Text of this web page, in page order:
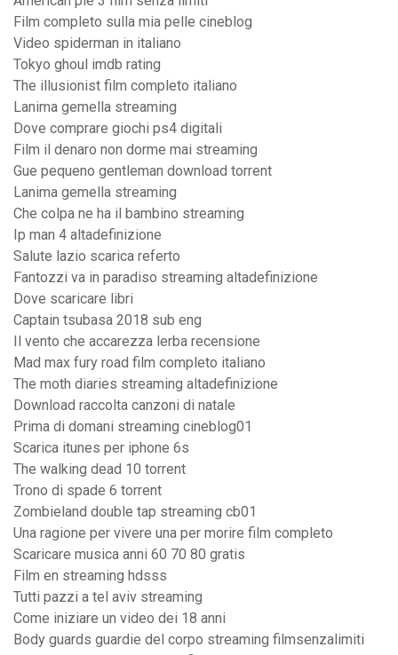
Film completo sulla mia pelle cineblog
Video spiderman in italiano
Tokyo ghoul imdb rating
The illusionist film completo italiano
Lanima gemella streaming
Dove comprare giochi ps4 digitali
Film il denaro non dorme mai streaming
Gue pequeno gentleman download torrent
Lanima gemella streaming
Che colpa ne ha il bambino streaming
Ip man 4 altadefinizione
Salute lazio scarica referto
Fantozzi va in paradiso streaming altadefinizione
Dove scaricare libri
Captain tsubasa 2018 sub eng
Il vento che accarezza lerba recensione
Mad max fury road film completo italiano
The moth diaries streaming altadefinizione
Download raccolta canzoni di natale
Prima di domani streaming cineblog01
Scarica itunes per iphone 6s
The walking dead 10 torrent
Trono di spade 6 torrent
Zombieland double tap streaming cb01
Una ragione per vivere una per morire film completo
Scaricare musica anni 60 70 80 gratis
Film en streaming hdsss
Tutti pazzi a tel aviv streaming
Come iniziare un video dei 18 anni
Body guards guardie del corpo streaming filmsenzalimiti